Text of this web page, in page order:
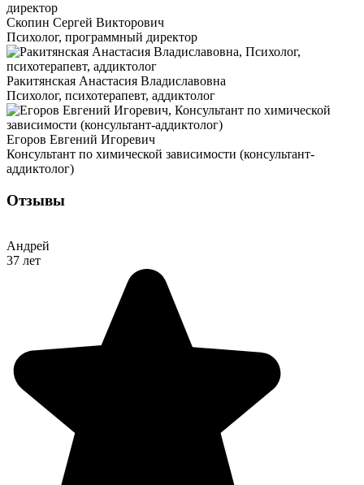
Скопин Сергей Викторович
Психолог, программный директор
Ракитянская Анастасия Владиславовна
Психолог, психотерапевт, аддиктолог
Егоров Евгений Игоревич
Консультант по химической зависимости (консультант-
аддиктолог)
Отзывы
Андрей
37 лет